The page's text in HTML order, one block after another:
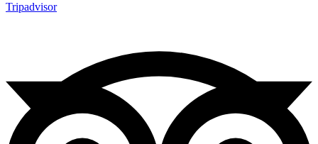
Tripadvisor